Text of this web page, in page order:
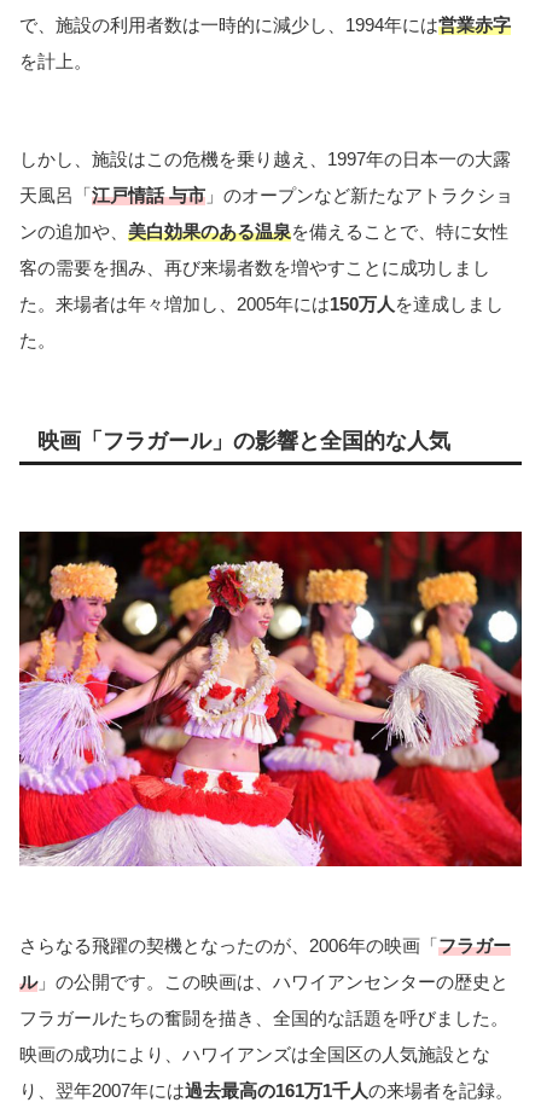
で、施設の利用者数は一時的に減少し、1994年には営業赤字
を計上。
しかし、施設はこの危機を乗り越え、1997年の日本一の大露
天風呂「江戸情話 与市 」のオープンなど新たなアトラクショ
ンの追加や、 美白効果のある温泉を備えることで、特に女性
客の需要を掴み、再び来場者数を増やすことに成功しまし
た。来場者は年々増加し、2005年には150万人 を達成しまし
た。
映画「フラガール」の影響と全国的な人気
さらなる飛躍の契機となったのが、2006年の映画「フラガー
ル」の公開です。この映画は、ハワイアンセンターの歴史と
フラガールたちの奮闘を描き、全国的な話題を呼びました。
映画の成功により、ハワイアンズは全国区の人気施設とな
り、翌年2007年には過去最高の161万1千人の来場者を記録。